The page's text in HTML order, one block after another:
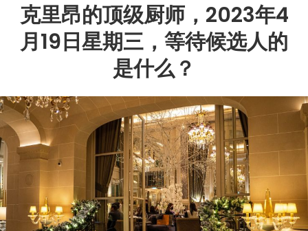
克里昂的顶级厨师，2023年4
月19日星期三，等待候选人的
是什么？